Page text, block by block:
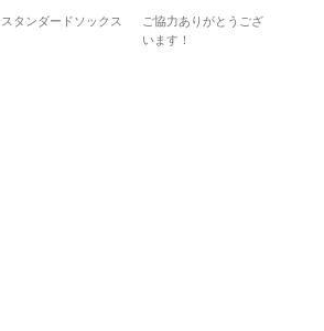
スタンダードソックス
ご協力ありがとうござ
います！